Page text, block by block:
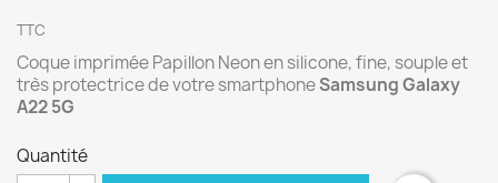
TTC
Coque imprimée Papillon Neon en silicone, fine, souple et
très protectrice de votre smartphoneSamsung Galaxy
A22 5G
Quantité